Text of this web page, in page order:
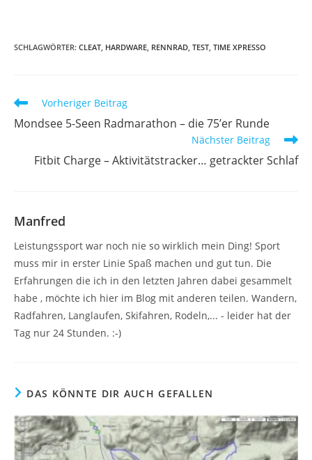
SCHLAGWÖRTER: CLEAT HARDWARE RENNRAD TEST TIME XPRESSO
Weitere
Artikel
ansehen
Vorheriger Beitrag
Mondsee 5-Seen Radmarathon – die 75’er Runde
Nächster Beitrag
Fitbit Charge – Aktivitätstracker… getrackter Schlaf
Manfred
Leistungssport war noch nie so wirklich mein Ding! Sport
muss mir in erster Linie Spaß machen und gut tun. Die
Erfahrungen die ich in den letzten Jahren dabei gesammelt
habe , möchte ich hier im Blog mit anderen teilen. Wandern,
Radfahren, Langlaufen, Skifahren, Rodeln,... - leider hat der
Tag nur 24 Stunden. :-)
DAS KÖNNTE DIR AUCH GEFALLEN